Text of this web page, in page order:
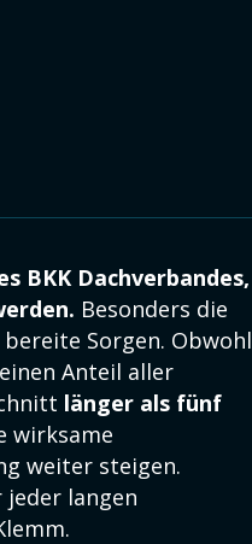
BKK Dachverbandes,
Besonders die
Sorgen. Obwohl
Anteil aller
länger als fünf
wirksame
weiter steigen.
langen